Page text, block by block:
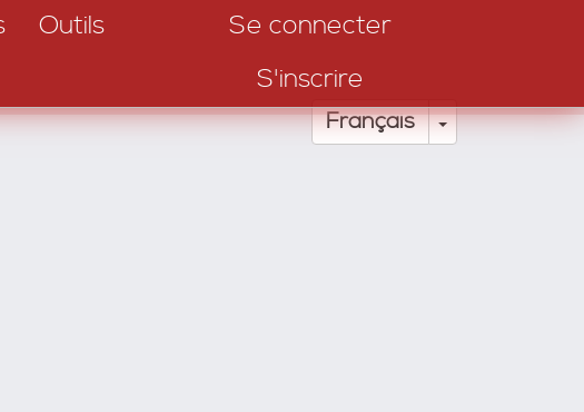
Outils
Se connecter
S'inscrire
Français Toggle